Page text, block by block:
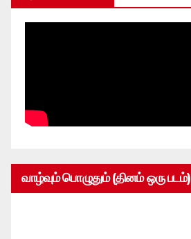
வாழ்வும் பொழுதும் (தினம் ஒரு படம்)